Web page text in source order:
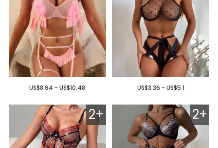
US$3.36 - US$5.1
US$8.94 - US$10.48
2+
2+